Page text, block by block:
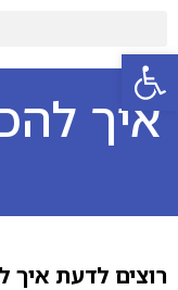
פתח סרגל
איך
רוצים לדעת איך